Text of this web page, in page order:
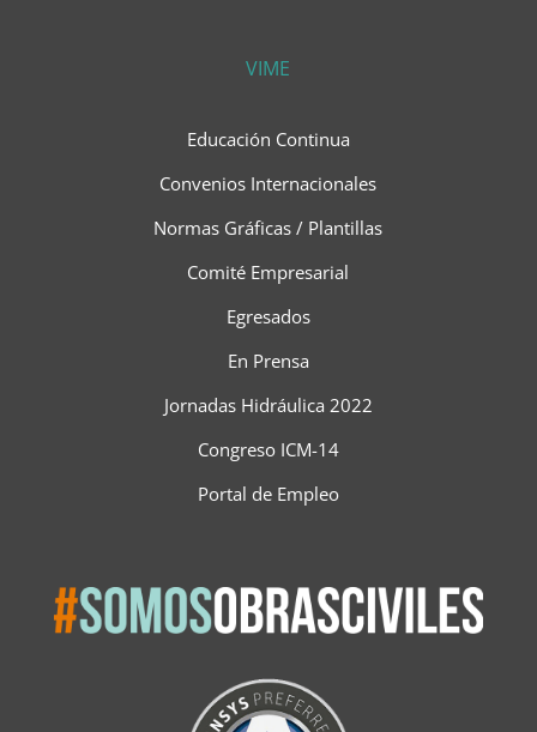
VIME
Educación Continua
Convenios Internacionales
Normas Gráficas / Plantillas
Comité Empresarial
Egresados
En Prensa
Jornadas Hidráulica 2022
Congreso ICM-14
Portal de Empleo